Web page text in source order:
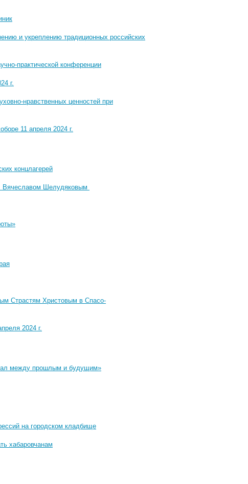
и укреплению традиционных российских
практической конференции
г.
нравственных ценностей при
11 апреля 2024 г.
концлагерей
Вячеславом Шелудяковым
Страстям Христовым в Спасо-
2024 г.
между прошлым и будущим»
на городском кладбище
хабаровчанам